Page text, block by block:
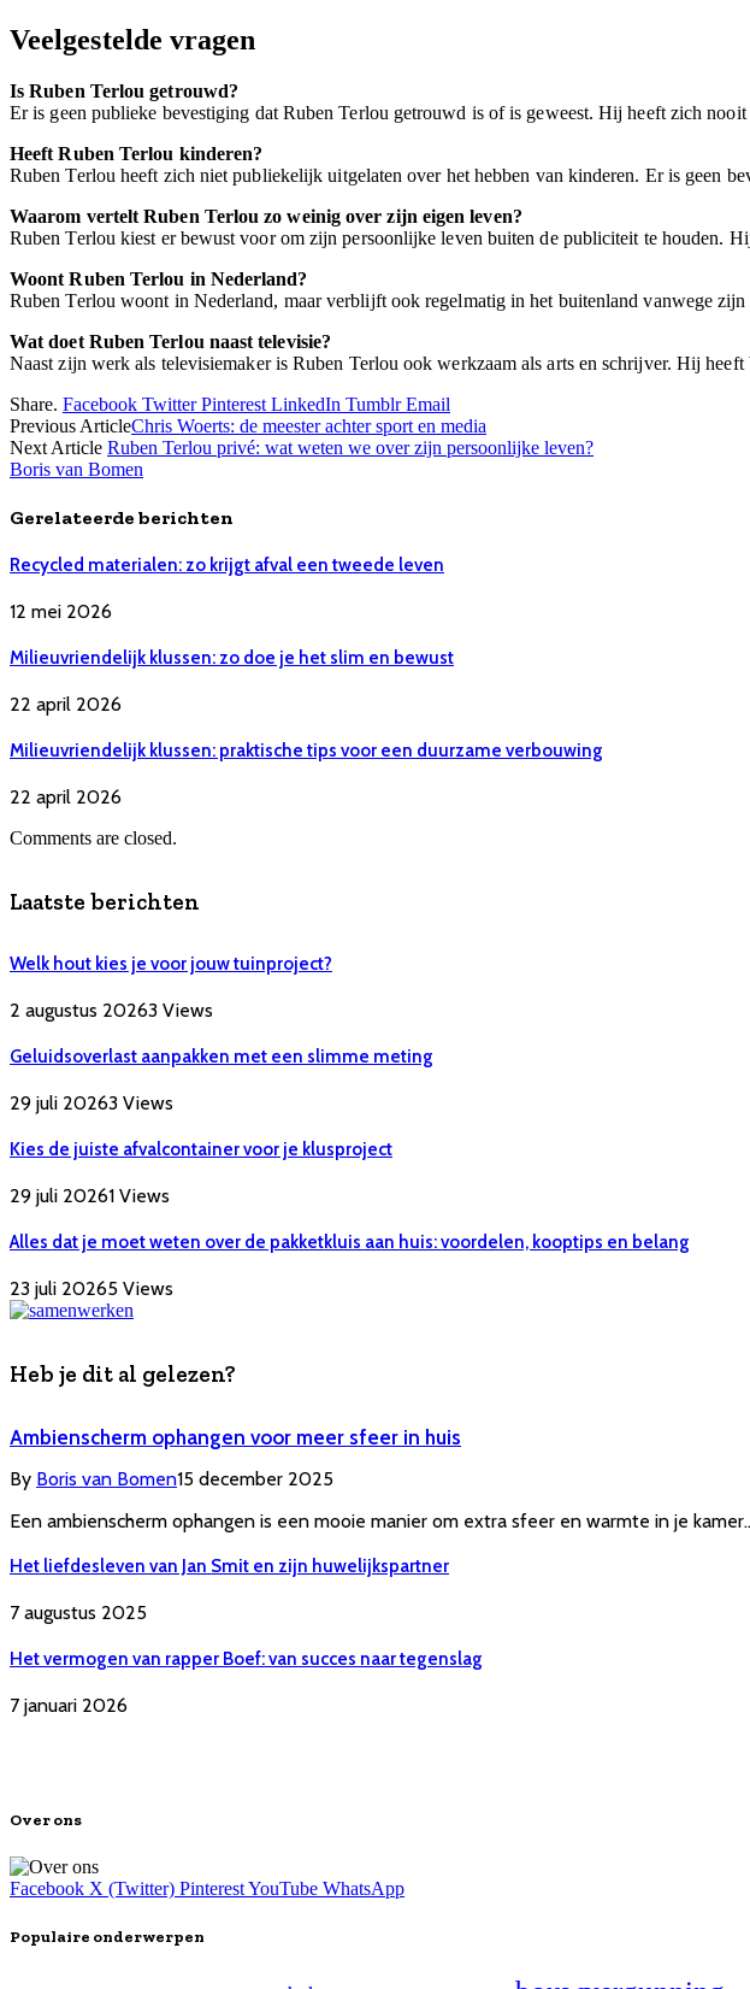
Veelgestelde vragen
Is Ruben Terlou getrouwd?
Er is geen publieke bevestiging dat Ruben Terlou getrouwd is of is geweest. Hij heeft zich
Heeft Ruben Terlou kinderen?
Ruben Terlou heeft zich niet publiekelijk uitgelaten over het hebben van kinderen. Er is geen
Waarom vertelt Ruben Terlou zo weinig over zijn eigen leven?
Ruben Terlou kiest er bewust voor om zijn persoonlijke leven buiten de publiciteit te houden.
Woont Ruben Terlou in Nederland?
Ruben Terlou woont in Nederland, maar verblijft ook regelmatig in het buitenland vanwege
Wat doet Ruben Terlou naast televisie?
Naast zijn werk als televisiemaker is Ruben Terlou ook werkzaam als arts en schrijver. Hij
Share. Facebook Twitter Pinterest LinkedIn Tumblr Email
Previous ArticleChris Woerts: de meester achter sport en media
Next Article Ruben Terlou privé: wat weten we over zijn persoonlijke leven?
Boris van Bomen
Gerelateerde berichten
Recycled materialen: zo krijgt afval een tweede leven
12 mei 2026
Milieuvriendelijk klussen: zo doe je het slim en bewust
22 april 2026
Milieuvriendelijk klussen: praktische tips voor een duurzame verbouwing
22 april 2026
Comments are closed.
Laatste berichten
Welk hout kies je voor jouw tuinproject?
2 augustus 20263 Views
Geluidsoverlast aanpakken met een slimme meting
29 juli 20263 Views
Kies de juiste afvalcontainer voor je klusproject
29 juli 20261 Views
Alles dat je moet weten over de pakketkluis aan huis: voordelen, kooptips en belang
23 juli 20265 Views
Heb je dit al gelezen?
Ambienscherm ophangen voor meer sfeer in huis
By Boris van Bomen15 december 2025
Een ambienscherm ophangen is een mooie manier om extra sfeer en warmte in je
Het liefdesleven van Jan Smit en zijn huwelijkspartner
7 augustus 2025
Het vermogen van rapper Boef: van succes naar tegenslag
7 januari 2026
Over ons
Facebook X (Twitter) PinterestYouTube WhatsApp
Populaire onderwerpen